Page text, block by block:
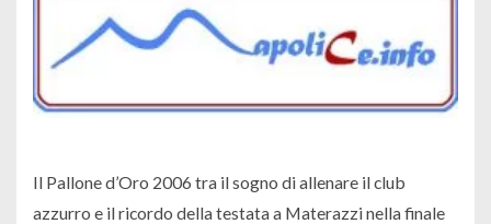
Il Pallone d’Oro 2006 tra il sogno di allenare il club
azzurro e il ricordo della testata a Materazzi nella finale